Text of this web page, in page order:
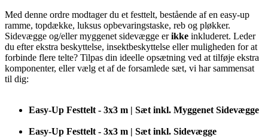
Med denne ordre modtager du et festtelt, bestående af en easy-up
ramme, topdække, luksus opbevaringstaske, reb og pløkker.
Sidevægge og/eller myggenet sidevægge erikke inkluderet. Leder
du efter ekstra beskyttelse, insektbeskyttelse eller muligheden for at
forbinde flere telte? Tilpas din ideelle opsætning ved at tilføje ekstra
komponenter, eller vælg et af de forsamlede sæt, vi har sammensat
til dig:
Easy-Up Festtelt - 3x3 m | Sæt inkl. Myggenet Sidevægge
Easy-Up Festtelt - 3x3 m | Sæt inkl. Sidevægge